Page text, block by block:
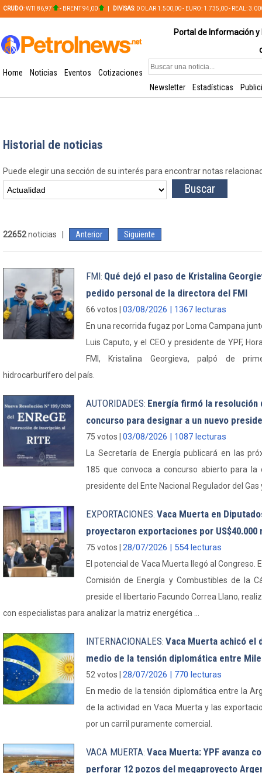
CRUDO: WTI 86,97 - BRENT 94,00 DIVISAS: DOLAR 1.500,00 - EURO: 1.735,00 - REAL:
Portal de Información
Home Noticias Eventos
Cotizaciones
Newsletter
Estadísticas
Historial de noticias
Puede elegir una sección de su interés para encontrar notas
22652noticias | Anterior Siguiente
FMI: Qué dejó el paso de Kristalina
pedido personal de la directora del FMI
66 votos | 03/08/2026 | 1367 lecturas
En una recorrida fugaz por Loma Campana
Luis Caputo, y el CEO y presidente de YPF,
FMI, Kristalina Georgieva, palpó de
hidrocarburífero del país.
AUTORIDADES: Energía firmó la resolución
concurso para designar a un nuevo
75 votos | 03/08/2026 | 1087 lecturas
La Secretaría de Energía publicará en las
185 que convoca a concurso abierto para la
presidente del Ente Nacional Regulador del Gas
EXPORTACIONES: Vaca Muerta en
proyectaron exportaciones por US$40.000
75 votos | 28/07/2026 | 554 lecturas
El potencial de Vaca Muerta llegó al Congreso.
Comisión de Energía y Combustibles de la
preside el libertario Facundo Correa Llano,
con especialistas para analizar la matriz energética ...
INTERNACIONALES: Vaca Muerta achicó el
medio de la tensión diplomática entre
52 votos | 28/07/2026 | 770 lecturas
En medio de la tensión diplomática entre la
de la actividad en Vaca Muerta y las
por un carril puramente comercial.
VACA MUERTA: Vaca Muerta: YPF avanza
perforar 12 pozos del megaproyecto